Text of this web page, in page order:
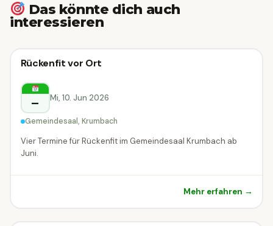
Das könnte dich auch
interessieren
Vortrag & Seminar
Krumbach
Vortrag & Seminar
Rückenfit vor Ort
– Mi, 10. Jun 2026
Gemeindesaal, Krumbach
Vier Termine für Rückenfit im Gemeindesaal Krumbach ab
Juni.
Mehr erfahren →